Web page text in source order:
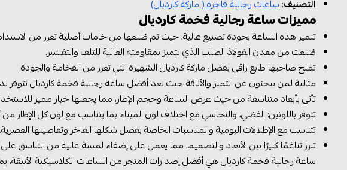
التصنيف:ساعات رجالية فاخرة ( ماركة كارديال)
مميزات ساعة رجالية فخمة كارديال
تتميز هذه الساعة بجودة تصنيع عالية، حيث تم صُنعها من خامات أصلية تعزز من
صُنعت من معدن الفولاذ الصلب الذي يتميز بمقاومته العالية للتلف والتقشير.
تمنح صاحبها طابع راقي بفضل ماركة كارديال الشهيرة التي تعزز من الفخامة والجودة.
مثالية لمن يبحثون عن التميز والأناقة حيث تعد أفضل ساعة رجالية فخمة كارديال
تأتي بأبعاد متناسقة من حيث عرض الساعة وحجم الإطار، مما يجعلها خيار مميز
تتوفر باللونين: الفضي، والنحاسي مع اختلاف لون الميناء بما يتناسب مع لون كل الإطار
تتناسب مع الإطلالات اليومية والمناسبات الخاصة بفضل شكلها الفاخر وتفاصيلها العصرية.
تبرز تناغمًا كبيرًا بين الأبعاد والتصميم، مما يعمل على إضفاء لمسة عالية من التناسق
ساعة رجالية فخمة كارديال هي أفضل إصدارات المتجر من الساعات الكلاسيكية الأنيقة، يمكنكم